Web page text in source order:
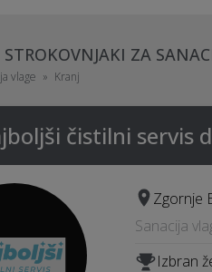
STROKOVNJAKI ZA
vlage Kranj
čistilni servis
Zgornje
Sanacija
Izbran